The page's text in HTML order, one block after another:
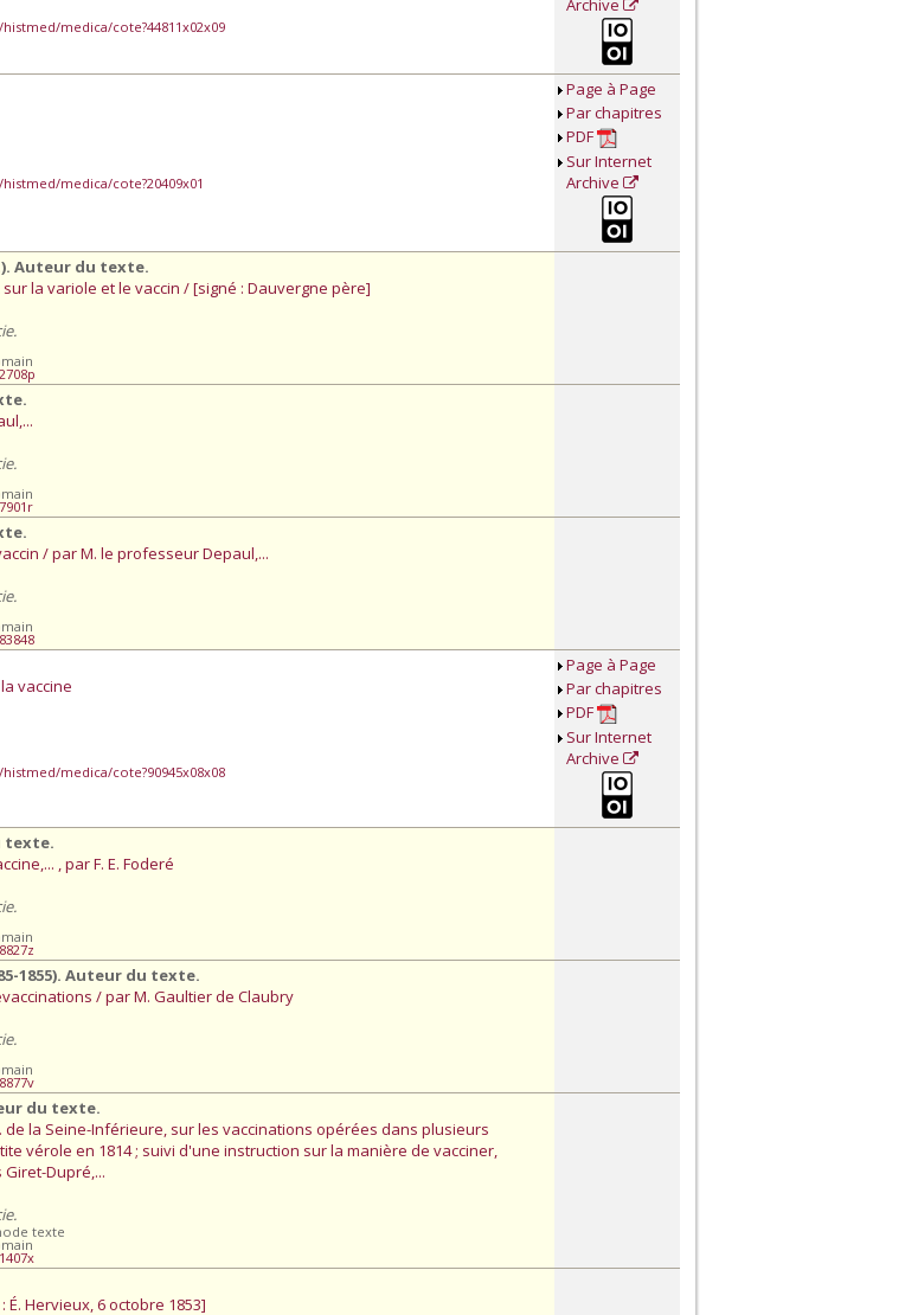
medica/cote?44811x02x09
Archive
medica/cote?20409x01
Page à Page
Par chapitres
PDF
Sur Internet
Archive
Auteur du texte.
la variole et le vaccin / [signé : Dauvergne père]
/ par M. le professeur Depaul,...
vaccine
medica/cote?90945x08x08
Page à Page
Par chapitres
PDF
Sur Internet
Archive
texte.
, par F. E. Foderé
1855). Auteur du texte.
/ par M. Gaultier de Claubry
du texte.
la Seine-Inférieure, sur les vaccinations opérées dans plusieurs
vérole en 1814 ; suivi d'une instruction sur la manière de vacciner,
Dupré,...
texte
Hervieux, 6 octobre 1853]